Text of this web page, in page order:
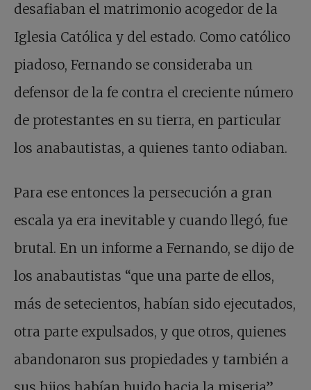
desafiaban el matrimonio acogedor de la
Iglesia Católica y del estado. Como católico
piadoso, Fernando se consideraba un
defensor de la fe contra el creciente número
de protestantes en su tierra, en particular
los anabautistas, a quienes tanto odiaban.
Para ese entonces la persecución a gran
escala ya era inevitable y cuando llegó, fue
brutal. En un informe a Fernando, se dijo de
los anabautistas “que una parte de ellos,
más de setecientos, habían sido ejecutados,
otra parte expulsados, y que otros, quienes
abandonaron sus propiedades y también a